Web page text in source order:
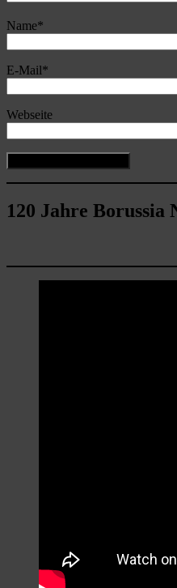
Name*
E-Mail*
Webseite
120 Jahre Borussia